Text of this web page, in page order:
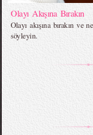
Olayı Akışına Bırakın
Olayı akışına bırakın ve
söyleyin.